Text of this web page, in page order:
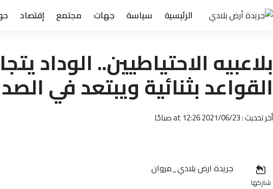
الرئيسية سياسة جهات مجتمع إقتصاد
بلاعبيه الاحتياطيين.. الوداد
القواعد بثنائية ويبتعد في
أخر تحديث : 2021/06/23 at 12:26 صباحًا
شاركها
جريدة ارض بلادي_مروان